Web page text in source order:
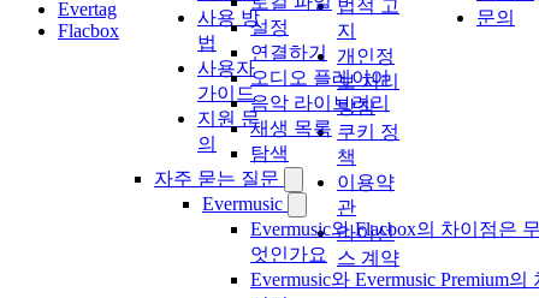
설정
연결하기
오디오 플레이어
음악 라이브러리
재생 목록
탐색
자주 묻는 질문
Evermusic
Evermusic와 Flacbox의 차이점은
엇인가요
Evermusic와 Evermusic Premium의
Evertag
Flacbox
사용 방
법
사용자
가이드
지원 문
의
법적 고
지
개인정
보 처리
방침
쿠키 정
책
이용약
관
라이선
스 계약
문의